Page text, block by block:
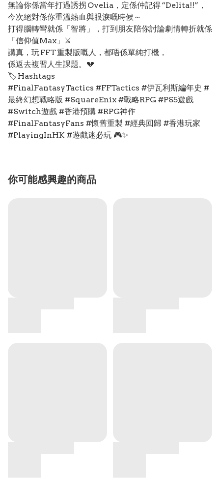
無論你係當年打過誘拐 Ovelia，定係仲記得 “Delita!!”，
今次絕對係你重溫熱血與眼淚嘅時候～
打得腦轉彎就係「智將」，打到朋友陪你討論劇情轉折就係
「信仰值Max」⚔️
講真，玩 FFT 重製版嘅人，都唔係單純打機，
係返去複習人生課題。💔
🏷️ Hashtags
#FinalFantasyTactics #FFTactics #伊瓦利斯編年史 #
最終幻想戰略版 #SquareEnix #戰略RPG #PS5遊戲
#Switch遊戲 #香港預購 #RPG神作
#FinalFantasyFans #懷舊重製 #經典回歸 #香港玩家
#PlayingInHK #遊戲迷必玩 🎮✨
你可能感興趣的商品